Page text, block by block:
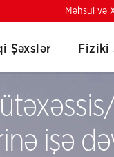
Məhsul və
Şəxslər Fiziki
işə